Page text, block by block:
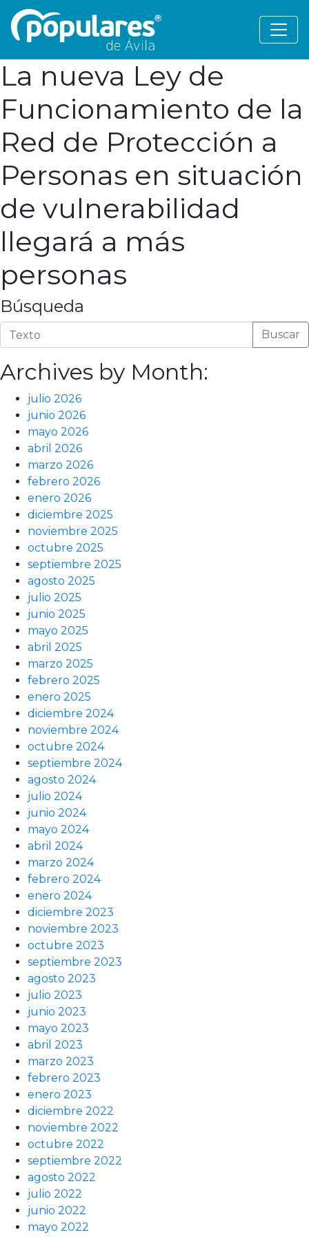
La nueva Ley de
Funcionamiento de la
Red de Protección a
Personas en situación
de vulnerabilidad
llegará a más
personas
Búsqueda
Buscar
Archives by Month:
julio 2026
junio 2026
mayo 2026
abril 2026
marzo 2026
febrero 2026
enero 2026
diciembre 2025
noviembre 2025
octubre 2025
septiembre 2025
agosto 2025
julio 2025
junio 2025
mayo 2025
abril 2025
marzo 2025
febrero 2025
enero 2025
diciembre 2024
noviembre 2024
octubre 2024
septiembre 2024
agosto 2024
julio 2024
junio 2024
mayo 2024
abril 2024
marzo 2024
febrero 2024
enero 2024
diciembre 2023
noviembre 2023
octubre 2023
septiembre 2023
agosto 2023
julio 2023
junio 2023
mayo 2023
abril 2023
marzo 2023
febrero 2023
enero 2023
diciembre 2022
noviembre 2022
octubre 2022
septiembre 2022
agosto 2022
julio 2022
junio 2022
mayo 2022